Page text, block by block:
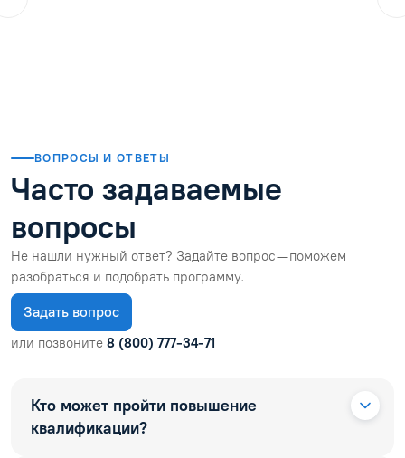
ВОПРОСЫ И ОТВЕТЫ
Часто задаваемые
вопросы
Не нашли нужный ответ? Задайте вопрос — поможем
разобраться и подобрать программу.
Задать вопрос
или позвоните 8 (800) 777-34-71
Кто может пройти повышение
квалификации?